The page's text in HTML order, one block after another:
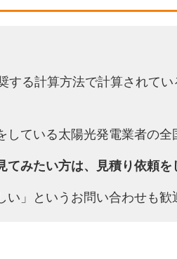
る計算方法で計算されて
ている太陽光発電業者の全
みたい方は、見積り依頼を
」というお問い合わせも歓